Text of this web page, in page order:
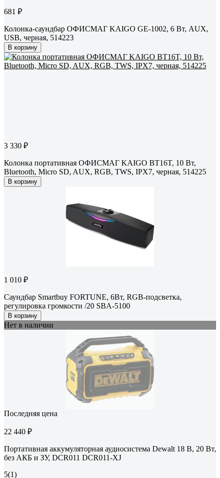
681 ₽
Колонка-саундбар ОФИСМАГ KAIGO GE-1002, 6 Вт, AUX,
USB, черная, 514223
В корзину
3 330 ₽
Колонка портативная ОФИСМАГ KAIGO BT16T, 10 Вт,
Bluetooth, Micro SD, AUX, RGB, TWS, IPX7, черная, 514225
В корзину
1 010 ₽
Саундбар Smartbuy FORTUNE, 6Вт, RGB-подсветка,
регулировка громкости /20 SBA-5100
В корзину
Нет в наличии
Последняя цена
22 440 ₽
Портативная аккумуляторная аудиосистема Dewalt 18 В, 20 Вт,
без АКБ и ЗУ, DCR011 DCR011-XJ
5(1)